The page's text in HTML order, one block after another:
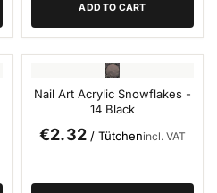
ADD TO CART
Nail Art Acrylic Snowflakes -
14 Black
€2.32/ Tütchenincl. VAT